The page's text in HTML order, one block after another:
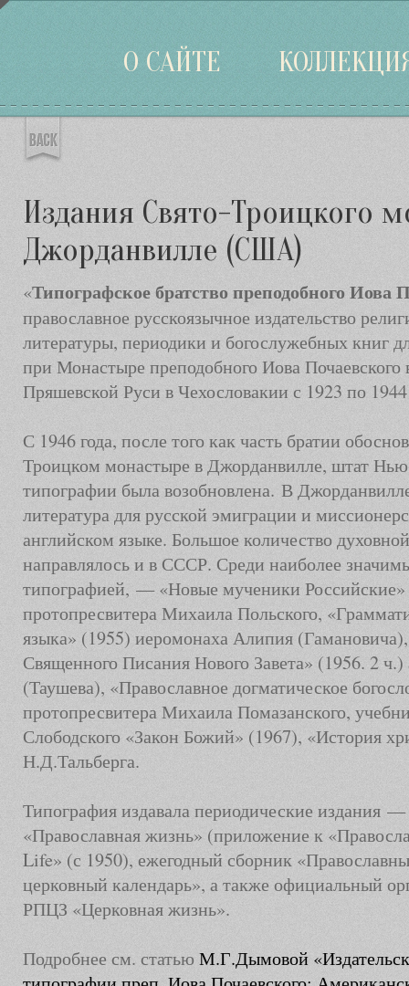
О САЙТЕ
Издания Свято-Троицкого
Джорданвилле (США)
«Типографское братство преподобного Иова
православное русскоязычное издательство
литературы, периодики и богослужебных книг
при Монастыре преподобного Иова Почаевского
Пряшевской Руси в Чехословакии с 1923 по
С 1946 года, после того как часть братии
Троицком монастыре в Джорданвилле, штат
типографии была возобновлена. В
литература для русской эмиграции и
английском языке. Большое количество
направлялось и в СССР. Среди наиболее
типографией, — «Новые мученики Российские»
протопресвитера Михаила Польского,
языка» (1955) иеромонаха Алипия
Священного Писания Нового Завета» (1956. 2
(Таушева), «Православное догматическое
протопресвитера Михаила Помазанского,
Слободского «Закон Божий» (1967), «История
Н.Д.Тальберга.
Типография издавала периодические издания
«Православная жизнь» (приложение к
Life» (с 1950), ежегодный сборник
церковный календарь», а также официальный
РПЦЗ «Церковная жизнь».
Подробнее см. статью М.Г.Дымовой